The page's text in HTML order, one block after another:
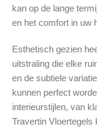
kan op de lange
en het comfort in uw
Esthetisch gezien
uitstraling die elke
en de subtiele
kunnen perfect
interieurstijlen, van
Travertin Vloertegels